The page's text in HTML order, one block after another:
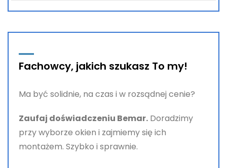
Fachowcy, jakich szukasz To my!
Ma być solidnie, na czas i w rozsądnej cenie?
Zaufaj doświadczeniu Bemar. Doradzimy
przy wyborze okien i zajmiemy się ich
montażem. Szybko i sprawnie.